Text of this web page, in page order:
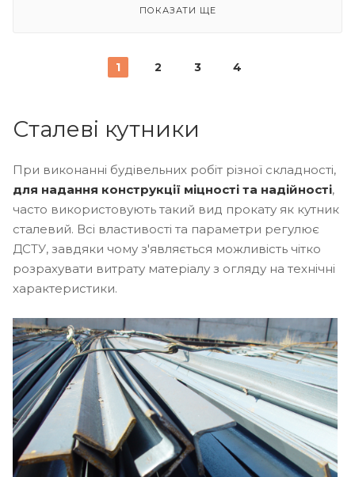
ПОКАЗАТИ ЩЕ
1 2 3 4
Сталеві кутники
При виконанні будівельних робіт різної складності,
для надання конструкції міцності та надійності,
часто використовують такий вид прокату як кутник
сталевий. Всі властивості та параметри регулює
ДСТУ, завдяки чому з'являється можливість чітко
розрахувати витрату матеріалу з огляду на технічні
характеристики.